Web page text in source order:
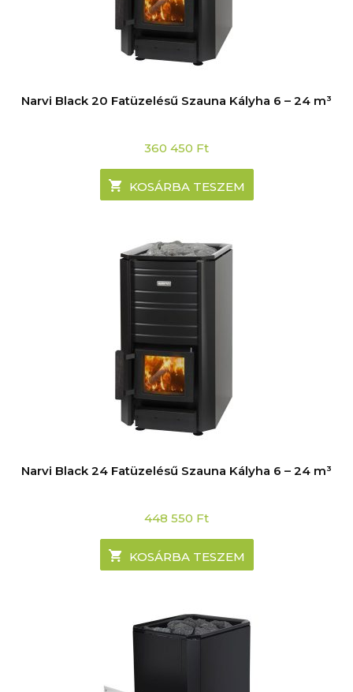
Narvi Black 20 Fatüzelésű Szauna Kályha 6 – 24 m³
360 450 Ft
KOSÁRBA TESZEM
Narvi Black 24 Fatüzelésű Szauna Kályha 6 – 24 m³
448 550 Ft
KOSÁRBA TESZEM